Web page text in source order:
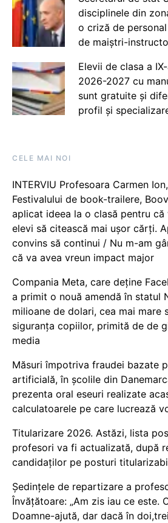
disciplinele din
o criză de
de maiștri-
Elevii de clasa a
2026-2027 cu
sunt gratuite și
profil și
CELE MAI NOI
INTERVIU Profesoara Carmen
Festivalului de book-trailere,
aplicat ideea la o clasă pentru
elevi să citească mai ușor cărți.
convins să continui / Nu m-am
că va avea vreun impact major
Compania Meta, care deține
a primit o nouă amendă în statul
milioane de dolari, cea mai mare
siguranța copiilor, primită de de
media
Măsuri împotriva fraudei bazate
artificială, în școlile din
prezenta oral eseuri realizate
calculatoarele pe care lucrează
Titularizare 2026. Astăzi, lista
profesori va fi actualizată, după
candidaților pe posturi
Ședințele de repartizare a
Învățătoare: „Am zis iau ce este.
Doamne-ajută, dar dacă în